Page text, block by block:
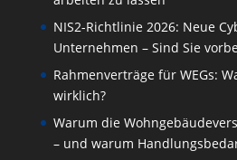
NIS2-Richtlinie 2026: Neue
Unternehmen – Sind Sie
Rahmenverträge für WEGs:
wirklich?
Warum die
– und warum